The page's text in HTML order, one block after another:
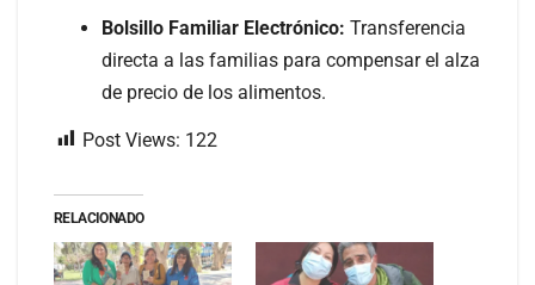
Bolsillo Familiar Electrónico: Transferencia
directa a las familias para compensar el alza
de precio de los alimentos.
Post Views: 122
RELACIONADO